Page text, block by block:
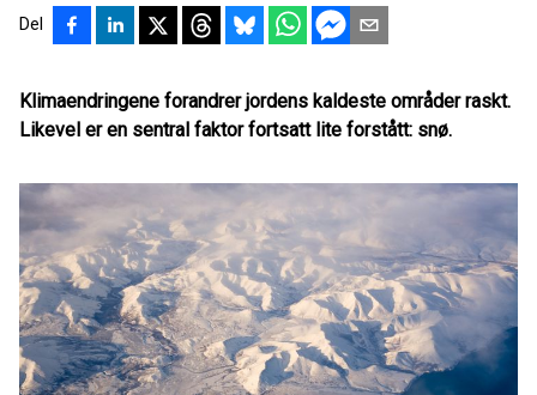
Del
Klimaendringene forandrer jordens kaldeste områder raskt.
Likevel er en sentral faktor fortsatt lite forstått: snø.